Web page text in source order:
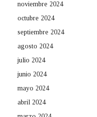
noviembre 2024
octubre 2024
septiembre 2024
agosto 2024
julio 2024
junio 2024
mayo 2024
abril 2024